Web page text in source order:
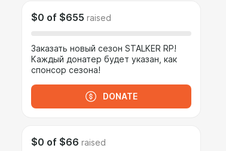
$0 of $655 raised
Заказать новый сезон STALKER RP!
Каждый донатер будет указан, как
спонсор сезона!
DONATE
$0 of $66 raised